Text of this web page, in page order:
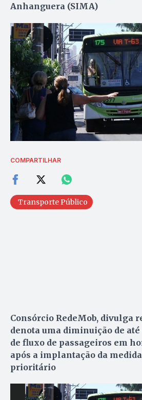
Anhanguera (SIMA)
COMPARTILHAR
Transporte Público
Consórcio RedeMob, divulga
denota uma diminuição de
de fluxo de passageiros em
após a implantação da
prioritário